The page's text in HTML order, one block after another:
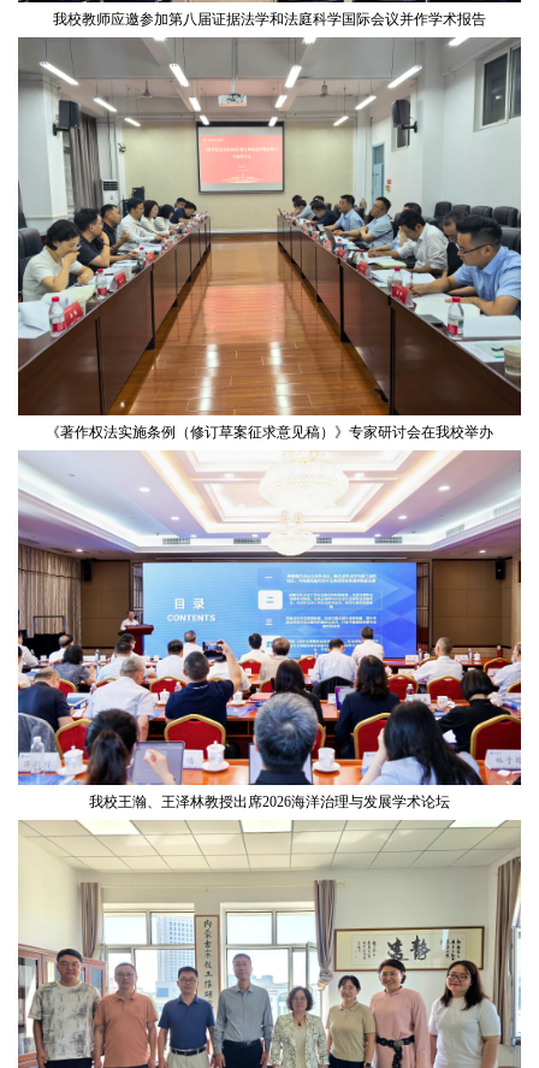
我校教师应邀参加第八届证据法学和法庭科学国际会议并作学术报告
《著作权法实施条例（修订草案征求意见稿）》专家研讨会在我校举办
我校王瀚、王泽林教授出席2026海洋治理与发展学术论坛